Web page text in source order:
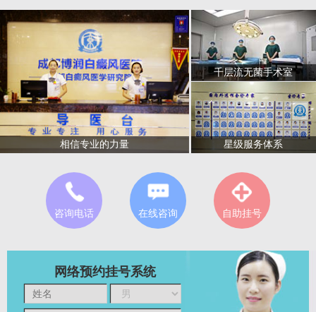
相信专业的力量
千层流无菌手术室
星级服务体系
咨询电话 在线咨询 自助挂号
网络预约挂号系统